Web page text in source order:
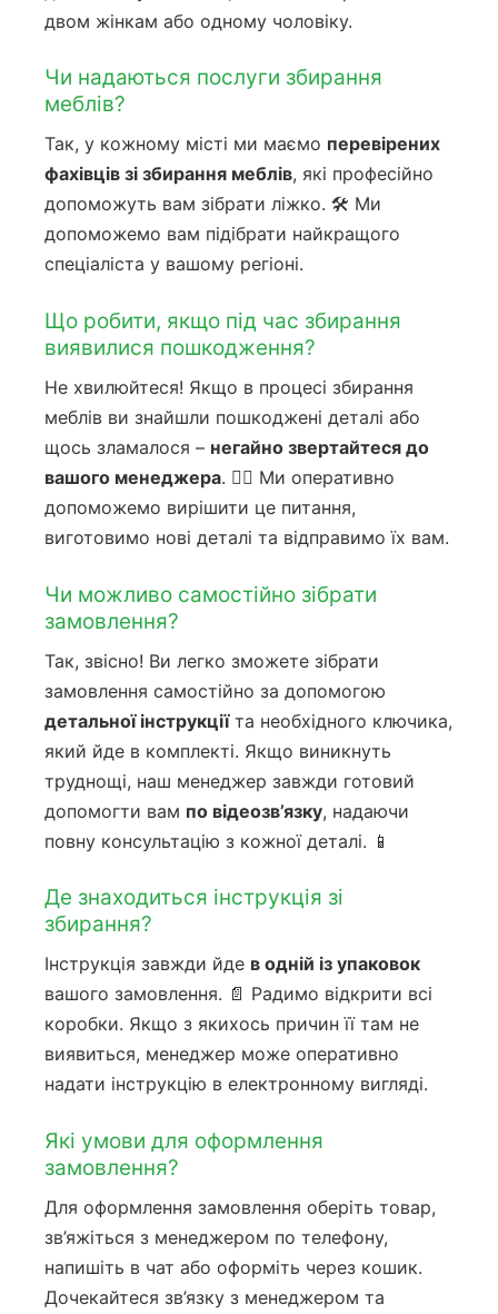
двом жінкам або одному чоловіку.
Чи надаються послуги збирання
меблів?
Так, у кожному місті ми маємо перевірених
фахівців зі збирання меблів, які професійно
допоможуть вам зібрати ліжко. 🛠️ Ми
допоможемо вам підібрати найкращого
спеціаліста у вашому регіоні.
Що робити, якщо під час збирання
виявилися пошкодження?
Не хвилюйтеся! Якщо в процесі збирання
меблів ви знайшли пошкоджені деталі або
щось зламалося – негайно звертайтеся до
вашого менеджера. 🙋‍♀️ Ми оперативно
допоможемо вирішити це питання,
виготовимо нові деталі та відправимо їх вам.
Чи можливо самостійно зібрати
замовлення?
Так, звісно! Ви легко зможете зібрати
замовлення самостійно за допомогою
детальної інструкціїта необхідного ключика,
який йде в комплекті. Якщо виникнуть
труднощі, наш менеджер завжди готовий
допомогти вам по відеозв’язку, надаючи
повну консультацію з кожної деталі. 📱
Де знаходиться інструкція зі
збирання?
Інструкція завжди йде в одній із упаковок
вашого замовлення. 📄 Радимо відкрити всі
коробки. Якщо з якихось причин її там не
виявиться, менеджер може оперативно
надати інструкцію в електронному вигляді.
Які умови для оформлення
замовлення?
Для оформлення замовлення оберіть товар,
зв’яжіться з менеджером по телефону,
напишіть в чат або оформіть через кошик.
Дочекайтеся зв’язку з менеджером та